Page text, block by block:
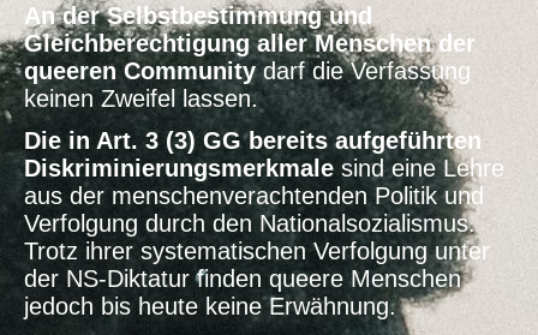
An der Selbstbestimmung und
Gleichberechtigung aller Menschen der
queeren Communitydarf die Verfassung
keinen Zweifel lassen.
Die in Art. 3 (3) GG bereits aufgeführten
Diskriminierungsmerkmale sind eine Lehre
aus der menschenverachtenden Politik und
Verfolgung durch den Nationalsozialismus.
Trotz ihrer systematischen Verfolgung unter
der NS-Diktatur finden queere Menschen
jedoch bis heute keine Erwähnung.